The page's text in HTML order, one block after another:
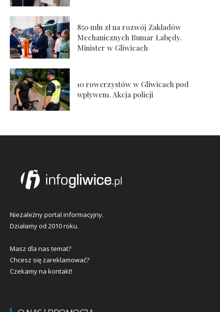
850 mln zł na rozwój Zakładów
Mechanicznych Bumar Łabędy.
Minister w Gliwicach
10 rowerzystów w Gliwicach pod
wpływem. Akcja policji
Niezależny portal informacyjny.
Działamy od 2010 roku.
Masz dla nas temat?
Chcesz się zareklamować?
Czekamy na kontakt!